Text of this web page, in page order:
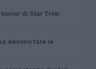
di Star Trek:
devono fare le